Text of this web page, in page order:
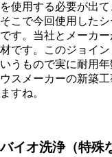
を使用する必要が出て
そこで今回使用した
です。当社とメーカ
材です。このジョイン
いうもので実に耐用
ウスメーカーの新築
ますね。
バイオ洗浄（特殊